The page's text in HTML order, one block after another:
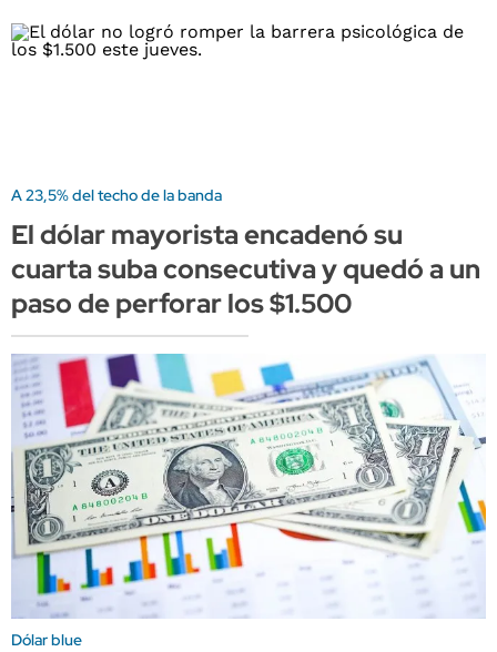
A 23,5% del techo de la banda
El dólar mayorista encadenó su
cuarta suba consecutiva y quedó a un
paso de perforar los $1.500
Dólar blue